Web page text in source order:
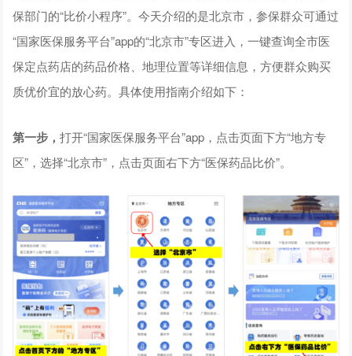
保部门的“比价小程序”。今天介绍的是北京市，参保群众可通过
“国家医保服务平台”app的“北京市”专区进入，一键查询全市医
保定点药店的药品价格、地理位置等详细信息，方便群众购买
质优价宜的放心药。具体使用指南介绍如下：
第一步，打开“国家医保服务平台”app，点击页面下方“地方专
区”，选择“北京市”，点击页面右下方“医保药品比价”。